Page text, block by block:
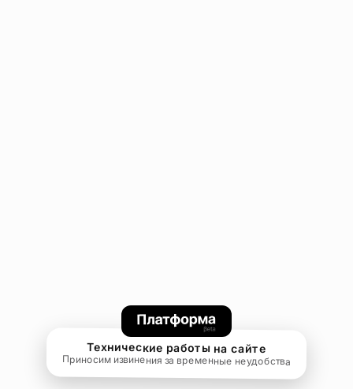
Технические работы на сайте
Приносим извинения за временные неудобства